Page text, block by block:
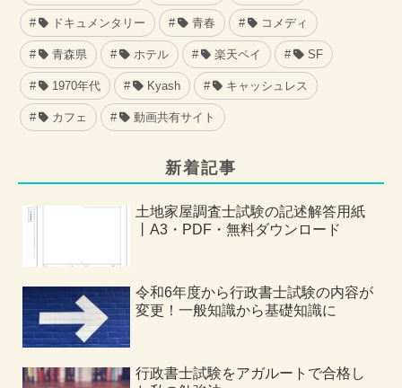
ドキュメンタリー 青春 コメディ
青森県 ホテル 楽天ペイ SF
1970年代 Kyash キャッシュレス
カフェ 動画共有サイト
新着記事
土地家屋調査士試験の記述解答用紙
丨A3・PDF・無料ダウンロード
令和6年度から行政書士試験の内容が
変更！一般知識から基礎知識に
行政書士試験をアガルートで合格し